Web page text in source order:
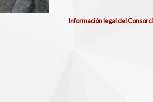
Información legal del